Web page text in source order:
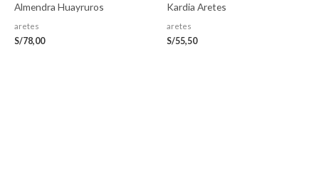
Almendra Huayruros
aretes
S/78,00
Kardia Aretes
aretes
S/55,50